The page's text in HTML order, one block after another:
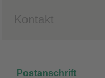
Kontakt
Postanschrift